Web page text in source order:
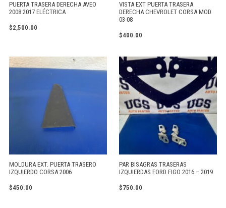
PUERTA TRASERA DERECHA AVEO
2008 2017 ELÉCTRICA
$2,500.00
VISTA EXT PUERTA TRASERA
DERECHA CHEVROLET CORSA MOD
03-08
$400.00
MOLDURA EXT. PUERTA TRASERO
IZQUIERDO CORSA 2006
$450.00
PAR BISAGRAS TRASERAS
IZQUIERDAS FORD FIGO 2016 – 2019
$750.00